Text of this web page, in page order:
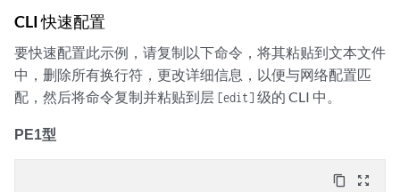
CLI 快速配置
要快速配置此示例，请复制以下命令，将其粘贴到文本文件
中，删除所有换行符，更改详细信息，以便与网络配置匹
配，然后将命令复制并粘贴到层 [edit] 级的 CLI 中。
PE1型
content_copy zoom_out_map